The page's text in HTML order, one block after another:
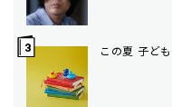
この夏 子ど